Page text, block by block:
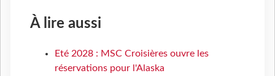
À lire aussi
Eté 2028 : MSC Croisières ouvre les
réservations pour l'Alaska